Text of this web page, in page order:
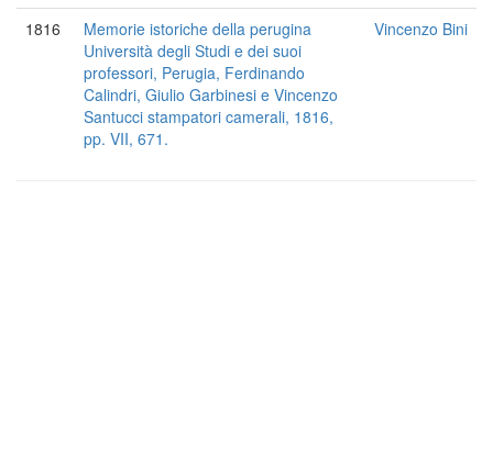
1816
Memorie istoriche della perugina
Università degli Studi e dei suoi
professori, Perugia, Ferdinando
Calindri, Giulio Garbinesi e Vincenzo
Santucci stampatori camerali, 1816,
pp. VII, 671.
Vincenzo Bini